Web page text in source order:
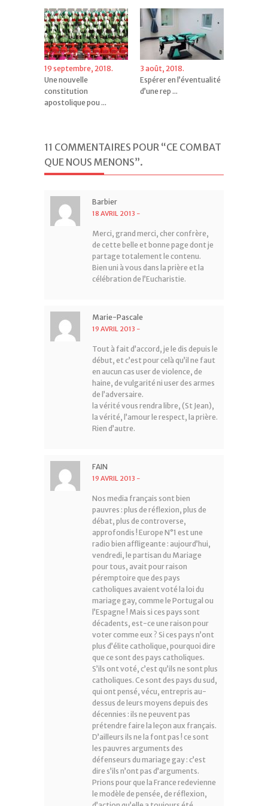
19 septembre, 2018.
Une nouvelle
constitution
apostolique pou ...
3 août, 2018.
Espérer en l’éventualité
d’une rep ...
11 COMMENTAIRES POUR “CE COMBAT
QUE NOUS MENONS”.
Barbier
18 AVRIL 2013 -
Merci, grand merci, cher confrère,
de cette belle et bonne page dont je
partage totalement le contenu.
Bien uni à vous dans la prière et la
célébration de l’Eucharistie.
Marie-Pascale
19 AVRIL 2013 -
Tout à fait d’accord, je le dis depuis le
début, et c’est pour celà qu’il ne faut
en aucun cas user de violence, de
haine, de vulgarité ni user des armes
de l’adversaire.
la vérité vous rendra libre, (St Jean),
la vérité, l’amour le respect, la prière.
Rien d’autre.
FAIN
19 AVRIL 2013 -
Nos media français sont bien
pauvres : plus de réflexion, plus de
débat, plus de controverse,
approfondis ! Europe N°1 est une
radio bien affligeante : aujourd’hui,
vendredi, le partisan du Mariage
pour tous, avait pour raison
péremptoire que des pays
catholiques avaient voté la loi du
mariage gay, comme le Portugal ou
l’Espagne ! Mais si ces pays sont
décadents, est-ce une raison pour
voter comme eux ? Si ces pays n’ont
plus d’élite catholique, pourquoi dire
que ce sont des pays catholiques.
S’ils ont voté, c’est qu’ils ne sont plus
catholiques. Ce sont des pays du sud,
qui ont pensé, vécu, entrepris au-
dessus de leurs moyens depuis des
décennies : ils ne peuvent pas
prétendre faire la leçon aux français.
D’ailleurs ils ne la font pas ! ce sont
les pauvres arguments des
défenseurs du mariage gay : c’est
dire s’ils n’ont pas d’arguments.
Prions pour que la France redevienne
le modèle de pensée, de réflexion,